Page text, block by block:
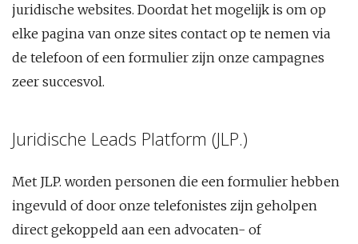
juridische websites. Doordat het mogelijk is om op
elke pagina van onze sites contact op te nemen via
de telefoon of een formulier zijn onze campagnes
zeer succesvol.
Juridische Leads Platform (JLP.)
Met JLP. worden personen die een formulier hebben
ingevuld of door onze telefonistes zijn geholpen
direct gekoppeld aan een advocaten- of